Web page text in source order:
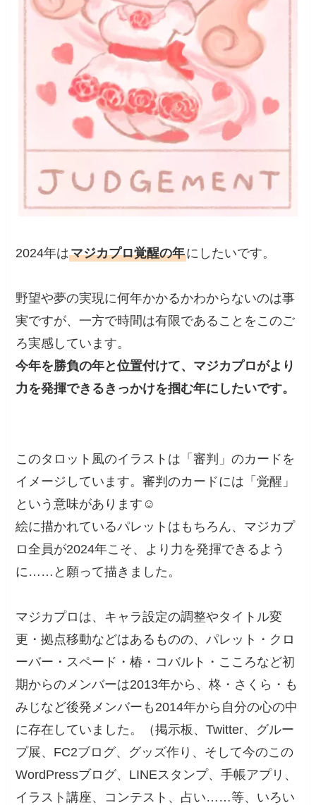
2024年はマジカプロ覚醒の年にしたいです。
野望や夢の実現に何年かかるかわからないのは事
実ですが、一方で時間は有限であることをこのご
ろ実感しています。
今年を勝負の年と位置付けて、マジカプロがより
力を発揮できるきっかけを掴む年にしたいです。
このタロット風のイラストは「審判」のカードを
イメージしています。審判のカードには「覚醒」
という意味があります☺️
絵に描かれているパレットはもちろん、マジカプ
ロ全員が2024年こそ、より力を発揮できるよう
に……と願って描きました。
マジカプロは、キャラ設定の調整やタイトル変
更・拠点移動などはあるものの、パレット・クロ
ーバー・スペード・椿・コバルト・こころなど初
期からのメンバーは2013年から、柊・さくら・も
みじなど後発メンバーも2014年から自分の心の中
に存在していました。（掲示板、Twitter、グルー
プ展、FC2ブログ、グッズ作り、そして今のこの
WordPressブログ、LINEスタンプ、手帳アプリ、
イラスト講座、コンテスト、占い……等、いろい